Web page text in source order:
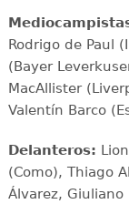
Rodrigo de Paul
(Bayer
MacAllister
Valentín Barco
Delanteros:
(Como), Thiago
Álvarez,